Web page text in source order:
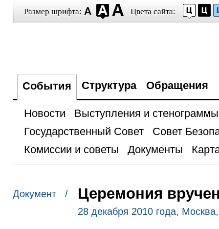
Размер шрифта: Цвета сайта:
События Структура Обращения
Новости
Выступления и стенограммы
Государственный Совет
Совет
Комиссии и советы
Документы
Документ / Церемония
28 декабря 2010 года,